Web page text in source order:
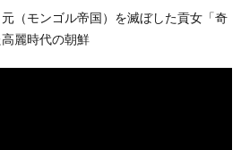
（モンゴル帝国）を滅ぼした貢女「奇
麗時代の朝鮮